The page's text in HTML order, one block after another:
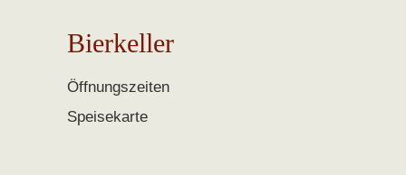
Bierkeller
Öffnungszeiten
Speisekarte